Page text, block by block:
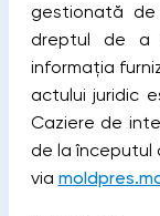
gestionată de
dreptul de a
informaţia
actului juridic
Caziere de
de la începutul
via